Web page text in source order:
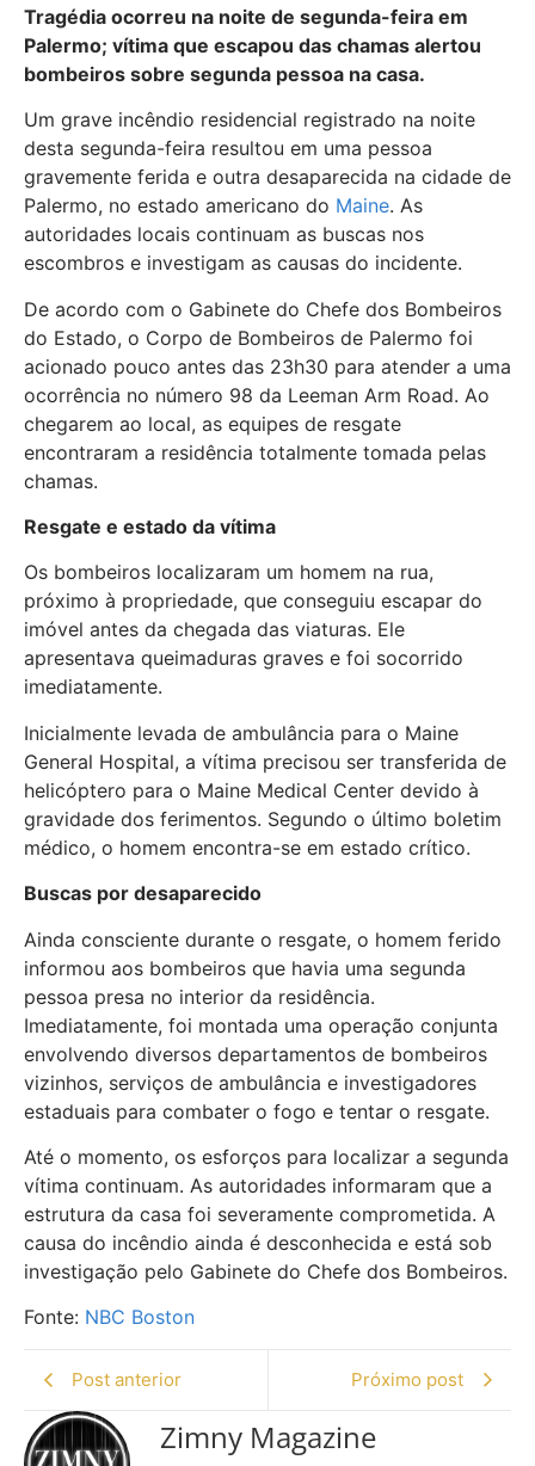
Tragédia ocorreu na noite de segunda-feira em
Palermo; vítima que escapou das chamas alertou
bombeiros sobre segunda pessoa na casa.
Um grave incêndio residencial registrado na noite
desta segunda-feira resultou em uma pessoa
gravemente ferida e outra desaparecida na cidade de
Palermo, no estado americano do Maine. As
autoridades locais continuam as buscas nos
escombros e investigam as causas do incidente.
De acordo com o Gabinete do Chefe dos Bombeiros
do Estado, o Corpo de Bombeiros de Palermo foi
acionado pouco antes das 23h30 para atender a uma
ocorrência no número 98 da Leeman Arm Road. Ao
chegarem ao local, as equipes de resgate
encontraram a residência totalmente tomada pelas
chamas.
Resgate e estado da vítima
Os bombeiros localizaram um homem na rua,
próximo à propriedade, que conseguiu escapar do
imóvel antes da chegada das viaturas. Ele
apresentava queimaduras graves e foi socorrido
imediatamente.
Inicialmente levada de ambulância para o Maine
General Hospital, a vítima precisou ser transferida de
helicóptero para o Maine Medical Center devido à
gravidade dos ferimentos. Segundo o último boletim
médico, o homem encontra-se em estado crítico.
Buscas por desaparecido
Ainda consciente durante o resgate, o homem ferido
informou aos bombeiros que havia uma segunda
pessoa presa no interior da residência.
Imediatamente, foi montada uma operação conjunta
envolvendo diversos departamentos de bombeiros
vizinhos, serviços de ambulância e investigadores
estaduais para combater o fogo e tentar o resgate.
Até o momento, os esforços para localizar a segunda
vítima continuam. As autoridades informaram que a
estrutura da casa foi severamente comprometida. A
causa do incêndio ainda é desconhecida e está sob
investigação pelo Gabinete do Chefe dos Bombeiros.
Fonte: NBC Boston
Post anterior Próximo post
Zimny Magazine